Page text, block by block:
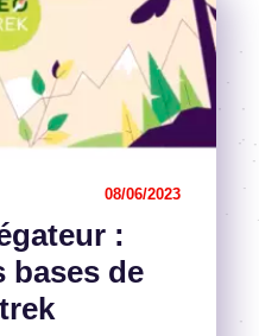
:
bases de
08/06/2023